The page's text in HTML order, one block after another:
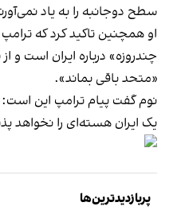
سطح دوجانبه را به یاد
او همچنین تاکید کرد که
چندروزه» درباره ایران است و
«متحد باقی بماند».
نوم گفت پیام ترامپ این
یک ایران هسته‌ای را نخواهد
پربازدیدترین‌ها